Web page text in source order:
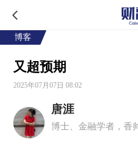
博客
又超预期
2025年07月07日 08:02
唐涯